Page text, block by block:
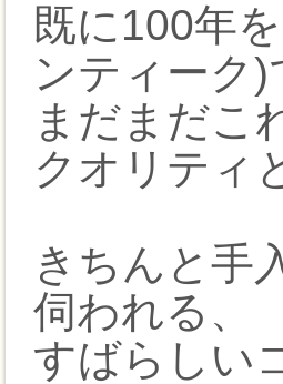
既に100年
ンティーク)
まだまだこ
クオリティ
きちんと手
伺われる、
すばらしい